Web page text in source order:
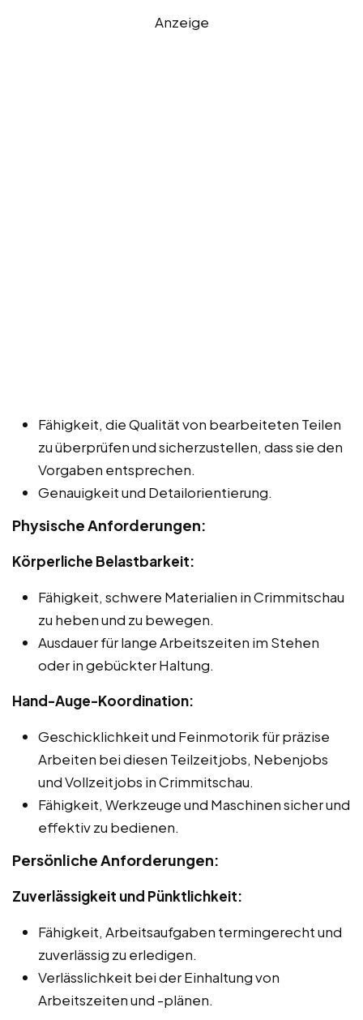
Anzeige
Fähigkeit, die Qualität von bearbeiteten Teilen
zu überprüfen und sicherzustellen, dass sie den
Vorgaben entsprechen.
Genauigkeit und Detailorientierung.
Physische Anforderungen:
Körperliche Belastbarkeit:
Fähigkeit, schwere Materialien in Crimmitschau
zu heben und zu bewegen.
Ausdauer für lange Arbeitszeiten im Stehen
oder in gebückter Haltung.
Hand-Auge-Koordination:
Geschicklichkeit und Feinmotorik für präzise
Arbeiten bei diesen Teilzeitjobs, Nebenjobs
und Vollzeitjobs in Crimmitschau.
Fähigkeit, Werkzeuge und Maschinen sicher und
effektiv zu bedienen.
Persönliche Anforderungen:
Zuverlässigkeit und Pünktlichkeit:
Fähigkeit, Arbeitsaufgaben termingerecht und
zuverlässig zu erledigen.
Verlässlichkeit bei der Einhaltung von
Arbeitszeiten und -plänen.